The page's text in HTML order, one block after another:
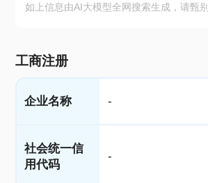
如上信息由AI大模型全网搜索生成，请甄
工商注册
企业名称 -
社会统一信
用代码
-